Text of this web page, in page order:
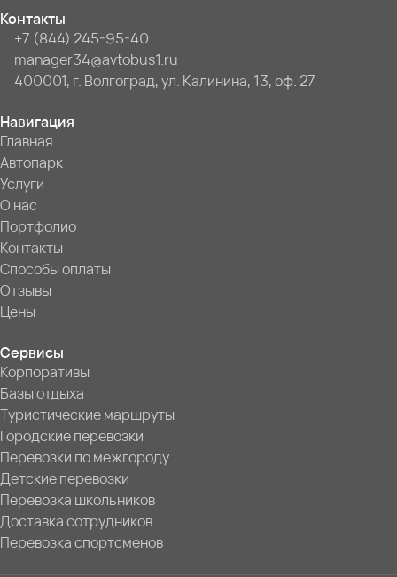
Контакты
+7 (844) 245-95-40
manager34@avtobus1.ru
400001, г. Волгоград, ул. Калинина, 13, оф. 27
Навигация
Главная
Автопарк
Услуги
О нас
Портфолио
Контакты
Способы оплаты
Отзывы
Цены
Сервисы
Корпоративы
Базы отдыха
Туристические маршруты
Городские перевозки
Перевозки по межгороду
Детские перевозки
Перевозка школьников
Доставка сотрудников
Перевозка спортсменов